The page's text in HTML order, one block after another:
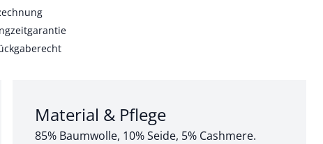
Abschnitt 3 von 3:
Material & Pflege
85% Baumwolle, 10% Seide, 5% Cashmere.